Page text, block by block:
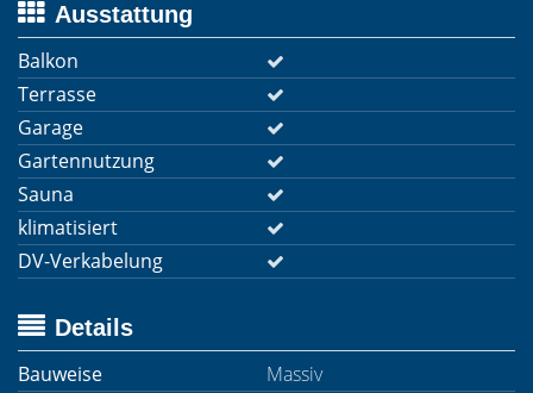
Ausstattung
Balkon
Terrasse
Garage
Gartennutzung
Sauna
klimatisiert
DV-Verkabelung
Details
Bauweise
Massiv